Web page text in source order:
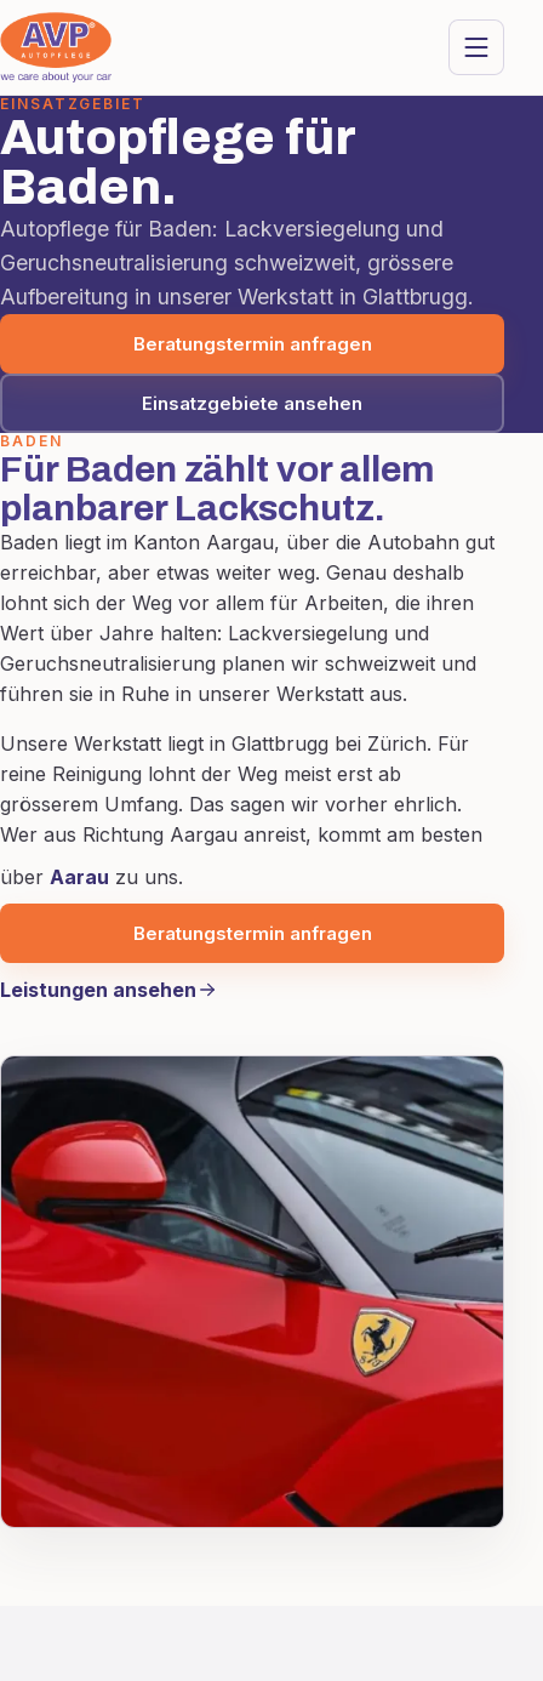
EINSATZGEBIET
Autopflege für
Baden.
Autopflege für Baden: Lackversiegelung und
Geruchsneutralisierung schweizweit, grössere
Aufbereitung in unserer Werkstatt in Glattbrugg.
Beratungstermin anfragen
Einsatzgebiete ansehen
BADEN
Für Baden zählt vor allem
planbarer Lackschutz.
Baden liegt im Kanton Aargau, über die Autobahn gut
erreichbar, aber etwas weiter weg. Genau deshalb
lohnt sich der Weg vor allem für Arbeiten, die ihren
Wert über Jahre halten: Lackversiegelung und
Geruchsneutralisierung planen wir schweizweit und
führen sie in Ruhe in unserer Werkstatt aus.
Unsere Werkstatt liegt in Glattbrugg bei Zürich. Für
reine Reinigung lohnt der Weg meist erst ab
grösserem Umfang. Das sagen wir vorher ehrlich.
Wer aus Richtung Aargau anreist, kommt am besten
über Aarau zu uns.
Beratungstermin anfragen
Leistungen ansehen